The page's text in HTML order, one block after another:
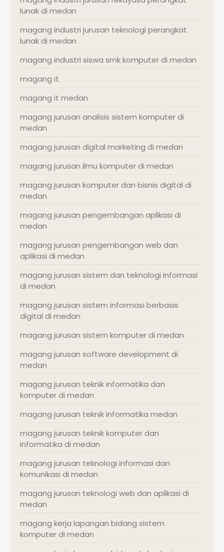
lunak di medan
magang industri jurusan teknologi perangkat
lunak di medan
magang industri siswa smk komputer di medan
magang it
magang it medan
magang jurusan analisis sistem komputer di
medan
magang jurusan digital marketing di medan
magang jurusan ilmu komputer di medan
magang jurusan komputer dan bisnis digital di
medan
magang jurusan pengembangan aplikasi di
medan
magang jurusan pengembangan web dan
aplikasi di medan
magang jurusan sistem dan teknologi informasi
di medan
magang jurusan sistem informasi berbasis
digital di medan
magang jurusan sistem komputer di medan
magang jurusan software development di
medan
magang jurusan teknik informatika dan
komputer di medan
magang jurusan teknik informatika medan
magang jurusan teknik komputer dan
informatika di medan
magang jurusan teknologi informasi dan
komunikasi di medan
magang jurusan teknologi web dan aplikasi di
medan
magang kerja lapangan bidang sistem
komputer di medan